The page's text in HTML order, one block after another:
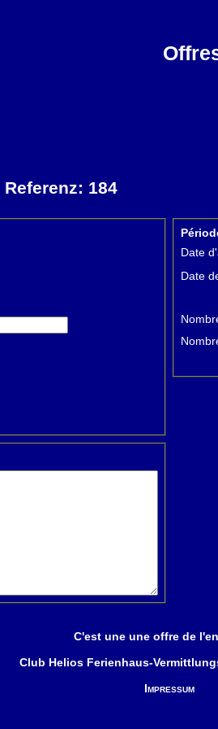
184
Date
Date
C'est une une offre de
Club Helios Ferienhaus-
Impressum